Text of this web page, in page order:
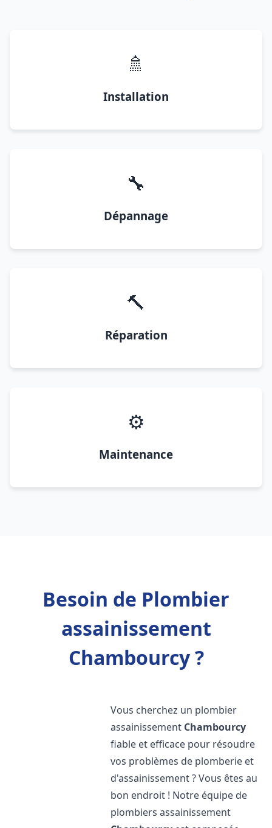
🚿
Installation
🔧
Dépannage
🔨
Réparation
⚙️
Maintenance
Besoin de Plombier
assainissement
Chambourcy ?
Vous cherchez un plombier
assainissement Chambourcy
fiable et efficace pour résoudre
vos problèmes de plomberie et
d'assainissement ? Vous êtes au
bon endroit ! Notre équipe de
plombiers assainissement